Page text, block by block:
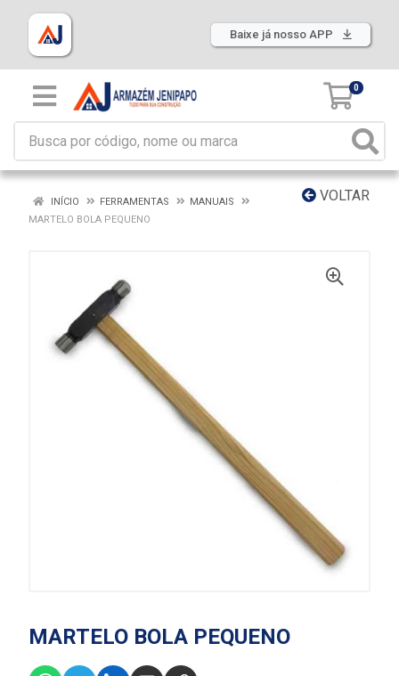
Baixe já nosso APP
0
VOLTAR
INÍCIO FERRAMENTAS
MANUAIS
MARTELO BOLA PEQUENO
MARTELO BOLA PEQUENO